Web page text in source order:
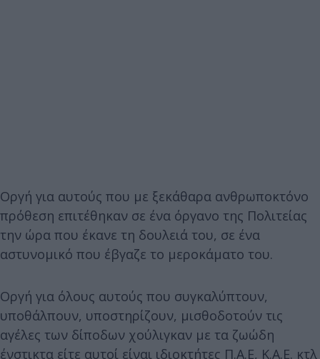
Οργή για αυτούς που με ξεκάθαρα ανθρωποκτόνο
πρόθεση επιτέθηκαν σε ένα όργανο της Πολιτείας
την ώρα που έκανε τη δουλειά του, σε ένα
αστυνομικό που έβγαζε το μεροκάματο του.
Οργή για όλους αυτούς που συγκαλύπτουν,
υποθάλπουν, υποστηρίζουν, μισθοδοτούν τις
αγέλες των δίποδων χούλιγκαν με τα ζωώδη
ένστικτα είτε αυτοί είναι ιδιοκτήτες Π.Α.Ε, Κ.Α.Ε. κτλ